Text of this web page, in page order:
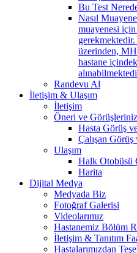
Bu Test
Nasıl
muayenesi için
üzerinden,
hastane
Randevu Al
İletişim & Ulaşım
İletişim
Öneri ve Görüşleriniz
Hasta Görüş
Çalışan
Ulaşım
Halk Otobüsü
Harita
Dijital Medya
Medyada Biz
Fotoğraf Galerisi
Videolarımız
Hastanemiz Bölüm
İletişim & Tanıtım
Hastalarımızdan